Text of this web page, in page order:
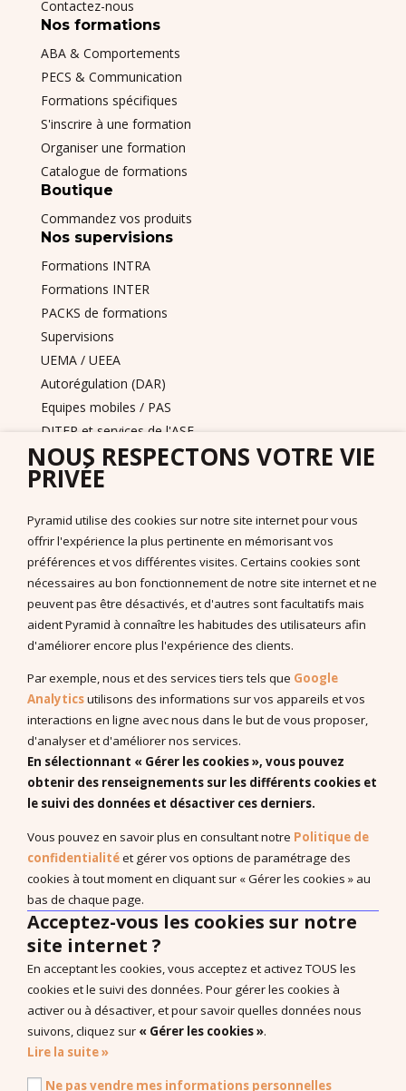
Contactez-nous
Nos formations
ABA & Comportements
PECS & Communication
Formations spécifiques
S'inscrire à une formation
Organiser une formation
Catalogue de formations
Boutique
Commandez vos produits
Nos supervisions
Formations INTRA
Formations INTER
PACKS de formations
Supervisions
UEMA / UEEA
Autorégulation (DAR)
Equipes mobiles / PAS
DITEP et services de l'ASE
Nous contacter
Pyramid PECS France
support@pecs-france.fr
Numéro de déclaration : 11940926794
SIRET : 444 268 320 000 41
La documentation
Documentation à télécharger
Vidéos
Recherches et publications scientifiques
EBP : Basé sur des données probantes
Livres à télécharger (en anglais)
Approche Pyramidale de l’Education : ABA Fonctionnelle sont
les marques enregistrées de Pyramid Educational Consultants,
LLC.
Droit de rétractation
Nos Bureaux
Carrière
CGV Produits
CGV Formations
Règlement intérieur
NOUS RESPECTONS VOTRE VIE
PRIVÉE
Pyramid utilise des cookies sur notre site internet pour vous
offrir l'expérience la plus pertinente en mémorisant vos
préférences et vos différentes visites. Certains cookies sont
nécessaires au bon fonctionnement de notre site internet et ne
peuvent pas être désactivés, et d'autres sont facultatifs mais
aident Pyramid à connaître les habitudes des utilisateurs afin
d'améliorer encore plus l'expérience des clients.
Par exemple, nous et des services tiers tels que Google
Analyticsutilisons des informations sur vos appareils et vos
interactions en ligne avec nous dans le but de vous proposer,
d'analyser et d'améliorer nos services.
En sélectionnant « Gérer les cookies », vous pouvez
obtenir des renseignements sur les différents cookies et
le suivi des données et désactiver ces derniers.
Vous pouvez en savoir plus en consultant notre Politique de
confidentialitéet gérer vos options de paramétrage des
cookies à tout moment en cliquant sur « Gérer les cookies » au
bas de chaque page.
Acceptez-vous les cookies sur notre
site internet ?
En acceptant les cookies, vous acceptez et activez TOUS les
cookies et le suivi des données. Pour gérer les cookies à
activer ou à désactiver, et pour savoir quelles données nous
suivons, cliquez sur « Gérer les cookies ».
Lire la suite »
Ne pas vendre mes informations personnelles